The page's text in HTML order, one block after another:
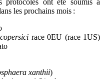
protocoles ont été soumisà
les prochains mois :
race 0EU (race 1US)
xanthii)